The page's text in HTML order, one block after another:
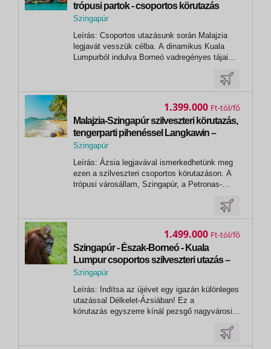
trópusi partok - csoportos körutazás
2026.10.20-31.
Szingapúr
Szingapúr
Leírás: Csoportos utazásunk során Malajzia
legjavát vesszük célba. A dinamikus Kuala
Lumpurból indulva Borneó vadregényes tájai
tapasztalhatjuk meg a trópusok lenyűgöző
élővilágát. A kulturális kincsekkel teli Penang
Malajzia-Szingapúr szilveszteri körutazás,
tengerparti pihenéssel Langkawin –
2026.12.28.-2027.01.10.
Szingapúr
Szingapúr
Leírás: Ázsia legjavával ismerkedhetünk meg
ezen a szilveszteri csoportos körutazáson. A
trópusi városállam, Szingapúr, a Petronas-
különlegesen hangulatos sziget, Penang mind-
1.399.000 Ft
Szingapúr - Észak-Borneó - Kuala
Lumpur csoportos szilveszteri utazás –
2026.12.28.-2027.01.09.
Szingapúr
Szingapúr
Leírás: Indítsa az újévet egy igazán különleges
utazással Délkelet-Ázsiában! Ez a
körutazás egyszerre kínál pezsgő nagyvárosi
Szingapúr futurisztikus látképe után Borneó
buja esőerdei és lenyűgöző állatvilága egészen
1.499.000 Ft